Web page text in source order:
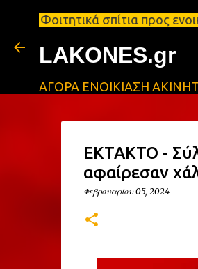
σπίτια προς ενοικίαση
LAKONES.gr
ΑΓΟΡΑ ΕΝΟΙΚΙΑΣΗ
ΕΚΤΑΚΤΟ -
αφαίρεσαν
Φεβρουαρίου 05, 2024